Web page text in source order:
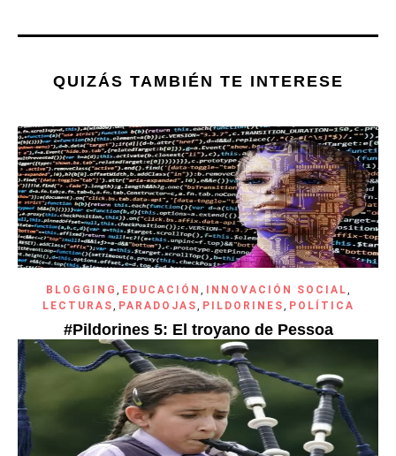
QUIZÁS TAMBIÉN TE INTERESE
BLOGGING , EDUCACIÓN , INNOVACIÓN SOCIAL,
LECTURAS, PARADOJAS, PILDORINES, POLÍTICA
#Pildorines 5: El troyano de Pessoa